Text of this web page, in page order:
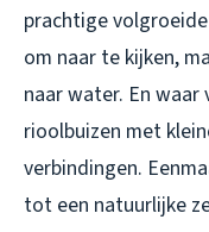
prachtige
om naar te kijken,
naar water. En waar
rioolbuizen met
verbindingen.
tot een natuurlijke